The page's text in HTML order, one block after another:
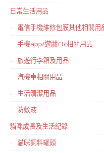
日常生活用品
電信手機維修包膜其他相關用
手機app/遊戲/3c相關用品
旅遊行李箱及用品
汽機車相關用品
生活清潔用品
防蚊液
貓咪成長及生活紀錄
貓咪飼料罐頭